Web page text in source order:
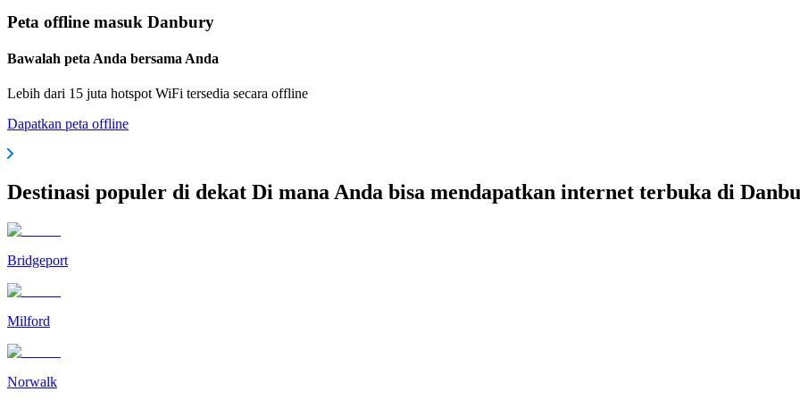
Peta offline masuk Danbury
Bawalah peta Anda bersama Anda
Lebih dari 15 juta hotspot WiFi tersedia secara offline
Dapatkan peta offline
Destinasi populer di dekat Di mana Anda bisa mendapatkan internet terbuka di
Bridgeport
Milford
Norwalk